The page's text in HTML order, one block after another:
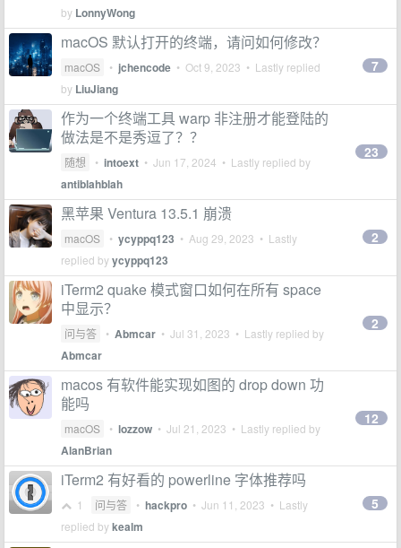
by LonnyWong
macOS 默认打开的终端，请问如何修改？
macOS • jchencode • Oct 9, 2023 • Lastly replied
by LiuJiang
7
作为一个终端工具 warp 非注册才能登陆的
做法是不是秀逗了？？
随想 • intoext • Jun 17, 2024 • Lastly replied by
antiblahblah
23
黑苹果 Ventura 13.5.1 崩溃
macOS • ycyppq123 • Aug 29, 2023 • Lastly
replied byycyppq123
2
iTerm2 quake 模式窗口如何在所有 space
中显示？
问与答 • Abmcar • Jul 31, 2023 • Lastly replied by
Abmcar
2
macos 有软件能实现如图的 drop down 功
能吗
macOS • lozzow • Jul 21, 2023 • Lastly replied by
AlanBrian
12
iTerm2 有好看的 powerline 字体推荐吗
1 问与答 • hackpro • Jun 11, 2023 • Lastly
replied bykealm
5